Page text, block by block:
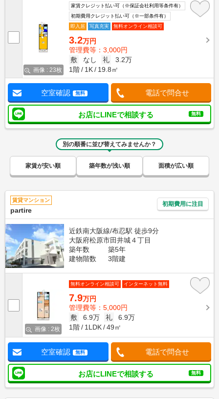
画像 : 23枚
家賃クレジット払い可（※保証会社利用等条件有）
初期費用クレジット払い可（※一部条件有）
即入居
写真充実 無料オンライン相談可
3.2万円
管理費等：3,000円
敷
なし 礼
3.2万
1階
1K 19.8㎡
空室確認 無料 電話で問合せ
お店にLINEで相談する 無料
別の順番に並び替えてみませんか？
家賃が安い順 築年数が浅い順 面積が広い順
賃貸マンション
partire
初期費用に注目
近鉄南大阪線/布忍駅 徒歩9分
大阪府松原市田井城４丁目
築年数
築5年
建物階数
3階建
画像 : 2枚
無料オンライン相談可 インターネット無料
7.9万円
管理費等：5,000円
敷
6.9万 礼
6.9万
1階
1LDK 49㎡
空室確認 無料 電話で問合せ
お店にLINEで相談する 無料